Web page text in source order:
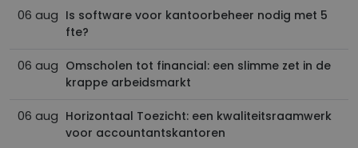
06 aug Is software voor kantoorbeheer nodig met 5
fte?
06 aug Omscholen tot financial: een slimme zet in de
krappe arbeidsmarkt
06 aug Horizontaal Toezicht: een kwaliteitsraamwerk
voor accountantskantoren